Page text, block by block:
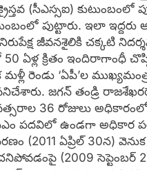
(సీఎస్సఐ)
పుట్టారు. ఇలా ఇద్దరు
జీవనశైలికి చక్కటి
క్రితం ఇందిరాగాంధీ
రెండు ‘ఏపీ’ల
జగన్‌ తండ్రి
36 రోజులు
పదవిలో ఉండగా అధికార
ఏప్రిల్‌ 30న) వెనుక
(2009 సెప్టెంబర్‌